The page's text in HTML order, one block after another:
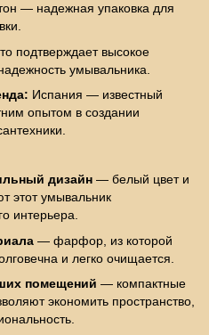
— надежная упаковка для
подтверждает высокое
умывальника.
Испания — известный
опытом в создании
дизайн — белый цвет и
этот умывальник
интерьера.
— фарфор, из которой
и легко очищается.
помещений — компактные
экономить пространство,